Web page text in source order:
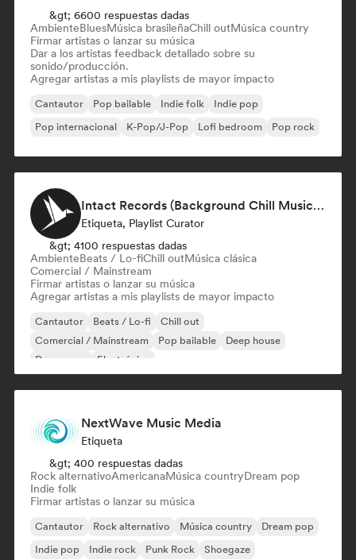
&gt; 6600 respuestas dadas
AmbienteBluesMúsica brasileñaChill outMúsica country
Firmar artistas o lanzar su música
Dar a los artistas feedback detallado sobre su
sonido/producción.
Agregar artistas a mis playlists de mayor impacto
Cantautor Pop bailable Indie folk
Indie pop
Pop internacional
K-Pop/J-Pop Lofi bedroom Pop rock
Intact Records (Background Chill Music & Good Vibes On The Road)
Etiqueta, Playlist Curator
&gt; 4100 respuestas dadas
AmbienteBeats / Lo-fiChill outMúsica clásica
Comercial / Mainstream
Firmar artistas o lanzar su música
Agregar artistas a mis playlists de mayor impacto
Cantautor Beats / Lo-fi
Chill out
Comercial / Mainstream
Pop bailable
Deep house
Dream pop
Electrónica
NextWave Music Media
Etiqueta
&gt; 400 respuestas dadas
Rock alternativoAmericanaMúsica countryDream pop
Indie folk
Firmar artistas o lanzar su música
Cantautor Rock alternativo Música country
Dream pop
Indie pop
Indie rock Punk Rock Shoegaze